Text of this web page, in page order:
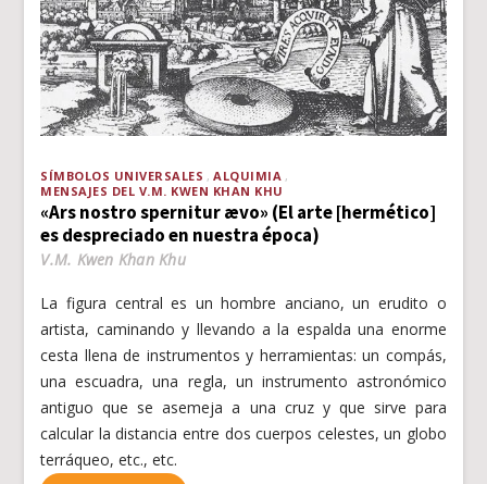
SÍMBOLOS UNIVERSALES
ALQUIMIA
MENSAJES DEL V.M. KWEN KHAN KHU
«Ars nostro spernitur ævo» (El arte [hermético]
es despreciado en nuestra época)
V.M. Kwen Khan Khu
La figura central es un hombre anciano, un erudito o
artista, caminando y llevando a la espalda una enorme
cesta llena de instrumentos y herramientas: un compás,
una escuadra, una regla, un instrumento astronómico
antiguo que se asemeja a una cruz y que sirve para
calcular la distancia entre dos cuerpos celestes, un globo
terráqueo, etc., etc.